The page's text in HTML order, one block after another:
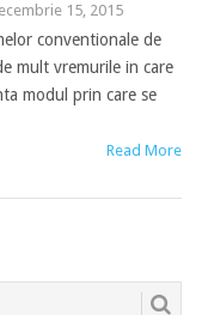
15, 2015
conventionale de
mult vremurile in care
modul prin care se
Read More